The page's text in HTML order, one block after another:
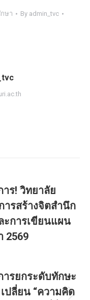
ษา By admin_tvc
ร! วิทยาลัย
รสร้างจิตสำนึก
ะการเขียนแผน
2569
รยกระดับทักษะ
เปลี่ยน “ความคิด